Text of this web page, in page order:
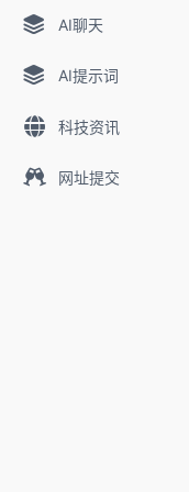
AI聊天
AI提示词
科技资讯
网址提交